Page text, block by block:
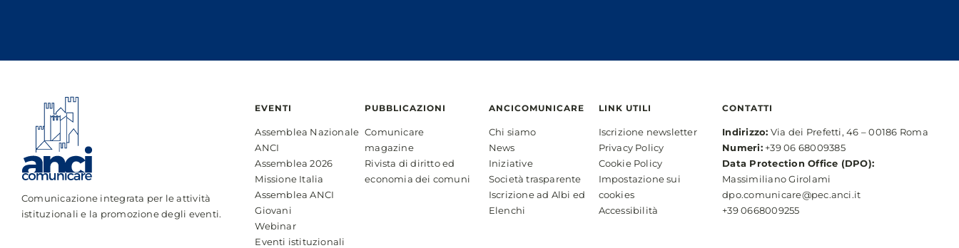
Comunicazione integrata per le attività
istituzionali e la promozione degli eventi.
EVENTI
Assemblea Nazionale
ANCI
Assemblea 2026
Missione Italia
Assemblea ANCI
Giovani
Webinar
Eventi istituzionali
PUBBLICAZIONI
Comunicare
magazine
Rivista di diritto ed
economia dei comuni
ANCICOMUNICARE
Chi siamo
News
Iniziative
Società trasparente
Iscrizione ad Albi ed
Elenchi
LINK UTILI
Iscrizione newsletter
Privacy Policy
Cookie Policy
Impostazione sui
cookies
Accessibilità
CONTATTI
Indirizzo: Via dei Prefetti, 46 – 00186 Roma
Numeri:+39 06 68009385
Data Protection Office (DPO):
Massimiliano Girolami
dpo.comunicare@pec.anci.it
+39 0668009255